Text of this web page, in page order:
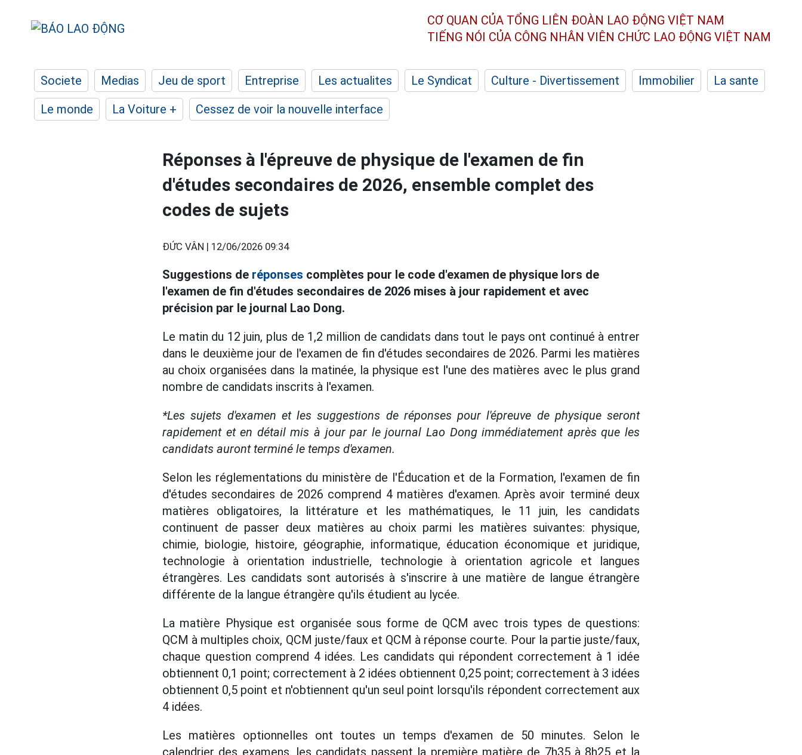
CƠ QUAN CỦA TỔNG LIÊN ĐOÀN LAO ĐỘNG VIỆT NAM
TIẾNG NÓI CỦA CÔNG NHÂN VIÊN CHỨC LAO ĐỘNG VIỆT NAM
Societe Medias Jeu de sport Entreprise Les actualites Le Syndicat Culture - Divertissement Immobilier
La sante
Le monde
La Voiture + Cessez de voir la nouvelle interface
Réponses à l'épreuve de physique de l'examen de fin
d'études secondaires de 2026, ensemble complet des
codes de sujets
ĐỨC VÂN | 12/06/2026 09:34
Suggestions de réponses complètes pour le code d'examen de physique lors de
l'examen de fin d'études secondaires de 2026 mises à jour rapidement et avec
précision par le journal Lao Dong.
Le matin du 12 juin, plus de 1,2 million de candidats dans tout le pays ont continué à entrer
dans le deuxième jour de l'examen de fin d'études secondaires de 2026. Parmi les matières
au choix organisées dans la matinée, la physique est l'une des matières avec le plus grand
nombre de candidats inscrits à l'examen.
*Les sujets d'examen et les suggestions de réponses pour l'épreuve de physique seront
rapidement et en détail mis à jour par le journal Lao Dong immédiatement après que les
candidats auront terminé le temps d'examen.
Selon les réglementations du ministère de l'Éducation et de la Formation, l'examen de fin
d'études secondaires de 2026 comprend 4 matières d'examen. Après avoir terminé deux
matières obligatoires, la littérature et les mathématiques, le 11 juin, les candidats
continuent de passer deux matières au choix parmi les matières suivantes: physique,
chimie, biologie, histoire, géographie, informatique, éducation économique et juridique,
technologie à orientation industrielle, technologie à orientation agricole et langues
étrangères. Les candidats sont autorisés à s'inscrire à une matière de langue étrangère
différente de la langue étrangère qu'ils étudient au lycée.
La matière Physique est organisée sous forme de QCM avec trois types de questions:
QCM à multiples choix, QCM juste/faux et QCM à réponse courte. Pour la partie juste/faux,
chaque question comprend 4 idées. Les candidats qui répondent correctement à 1 idée
obtiennent 0,1 point; correctement à 2 idées obtiennent 0,25 point; correctement à 3 idées
obtiennent 0,5 point et n'obtiennent qu'un seul point lorsqu'ils répondent correctement aux
4 idées.
Les matières optionnelles ont toutes un temps d'examen de 50 minutes. Selon le
calendrier des examens, les candidats passent la première matière de 7h35 à 8h25 et la